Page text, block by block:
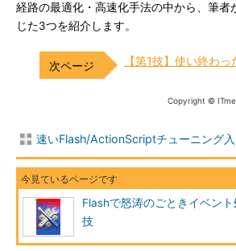
経路の最適化・高速化手法の中から、筆者
じた3つを紹介します。
【第1技】使い終わ
Copyright ©
速いFlash/ActionScriptチューニング
Flashで怒涛のごときイベン
技